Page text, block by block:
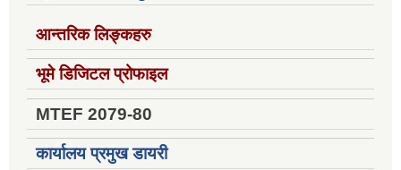
आन्तरिक लिङ्कहरु
भूमे डिजिटल प्रोफाइल
MTEF 2079-80
कार्यालय प्रमुख डायरी